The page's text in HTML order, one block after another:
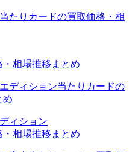
相場推移まとめ
ィション
相場推移まとめ